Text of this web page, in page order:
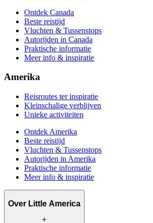
Ontdek Canada
Beste reistijd
Vluchten & Tussenstops
Autorijden in Canada
Praktische informatie
Meer info & inspiratie
Amerika
Reisroutes ter inspiratie
Kleinschalige verblijven
Unieke activiteiten
Ontdek Amerika
Beste reistijd
Vluchten & Tussenstops
Autorijden in Amerika
Praktische informatie
Meer info & inspiratie
Over Little America